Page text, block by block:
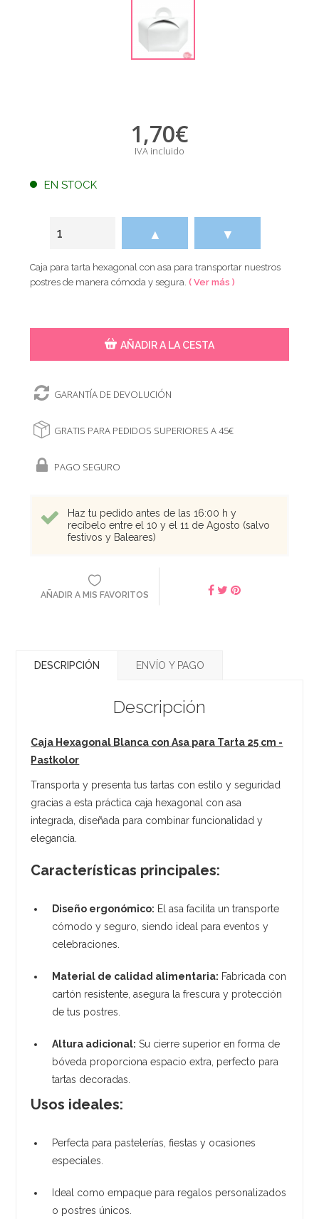
1,70€
IVA incluido
EN STOCK
▲ ▼
Caja para tarta hexagonal con asa para transportar nuestros
postres de manera cómoda y segura.( Ver más )
AÑADIR A LA CESTA
GARANTÍA DE DEVOLUCIÓN
GRATIS PARA PEDIDOS SUPERIORES A 45€
PAGO SEGURO
Haz tu pedido antes de las 16:00 h y
recíbelo entre el 10 y el 11 de Agosto (salvo
festivos y Baleares)
AÑADIR A MIS FAVORITOS
DESCRIPCIÓN ENVÍO Y PAGO
Descripción
Caja Hexagonal Blanca con Asa para Tarta 25 cm -
Pastkolor
Transporta y presenta tus tartas con estilo y seguridad
gracias a esta práctica caja hexagonal con asa
integrada, diseñada para combinar funcionalidad y
elegancia.
Características principales:
Diseño ergonómico: El asa facilita un transporte
cómodo y seguro, siendo ideal para eventos y
celebraciones.
Material de calidad alimentaria: Fabricada con
cartón resistente, asegura la frescura y protección
de tus postres.
Altura adicional: Su cierre superior en forma de
bóveda proporciona espacio extra, perfecto para
tartas decoradas.
Usos ideales:
Perfecta para pastelerías, fiestas y ocasiones
especiales.
Ideal como empaque para regalos personalizados
o postres únicos.